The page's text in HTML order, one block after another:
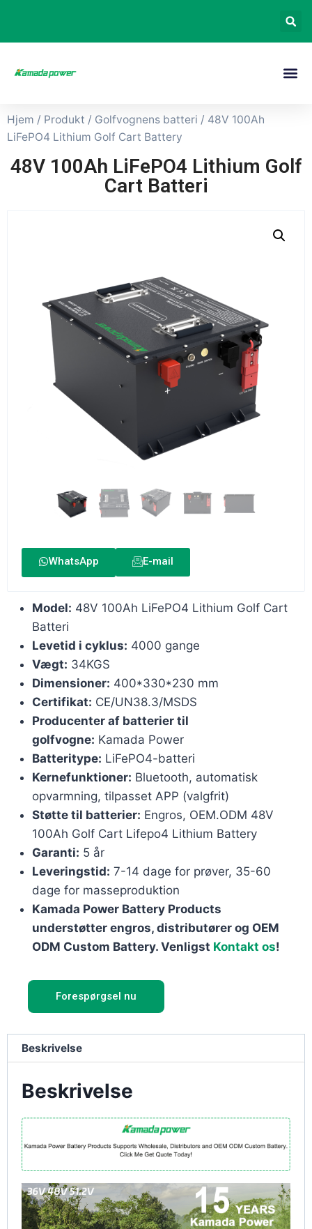
Hjem / Produkt / Golfvognens batteri / 48V 100Ah
LiFePO4 Lithium Golf Cart Battery
48V 100Ah LiFePO4 Lithium Golf
Cart Batteri
WhatsApp E-mail
Model: 48V 100Ah LiFePO4 Lithium Golf Cart
Batteri
Levetid i cyklus: 4000 gange
Vægt: 34KGS
Dimensioner: 400*330*230 mm
Certifikat: CE/UN38.3/MSDS
Producenter af batterier til
golfvogne: Kamada Power
Batteritype: LiFePO4-batteri
Kernefunktioner: Bluetooth, automatisk
opvarmning, tilpasset APP (valgfrit)
Støtte til batterier: Engros, OEM.ODM 48V
100Ah Golf Cart Lifepo4 Lithium Battery
Garanti: 5 år
Leveringstid: 7-14 dage for prøver, 35-60
dage for masseproduktion
Kamada Power Battery Products
understøtter engros, distributører og OEM
ODM Custom Battery. Venligst Kontakt os!
Forespørgsel nu
Beskrivelse
Beskrivelse